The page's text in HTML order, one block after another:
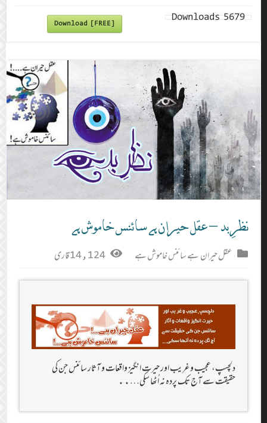
Download [FREE] 5679
Downloads
نظرِ بد – عقل حیران ہے سائنس خاموش ہے
عقل حیران ہے سائنس خاموش ہے 14,124 قاری
دلچسپ، عجیب و غریب اور حیرت انگیز واقعات و آثار سائنس جن کی
حقیقت سے آج تک پردہ نہ اُٹھا سکی…..